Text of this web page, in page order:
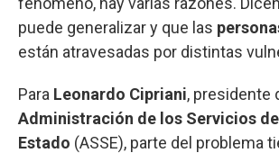
puede generalizar y que las
están atravesadas por distintas
Para Leonardo Cipriani, presidente
Administración de los Servicios de
Estado (ASSE), parte del problema